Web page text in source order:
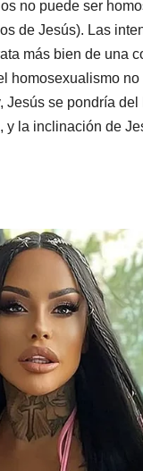
no puede ser
de Jesús). Las
más bien de una
homosexualismo
Jesús se pondría
y la inclinación de